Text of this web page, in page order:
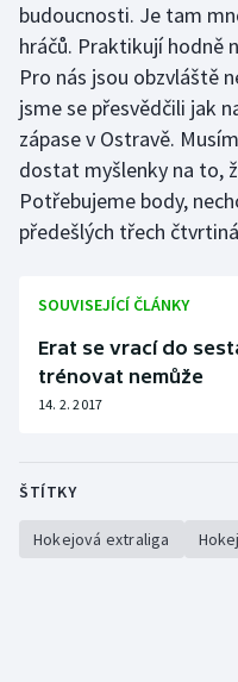
budoucnosti. Je tam
hráčů. Praktikují hodně
Pro nás jsou obzvláště
jsme se přesvědčili jak
zápase v Ostravě.
dostat myšlenky na to,
Potřebujeme body,
předešlých třech
SOUVISEJÍCÍ ČLÁNKY
Erat se vrací do
trénovat nemůže
14. 2. 2017
ŠTÍTKY
Hokejová extraliga Hokej